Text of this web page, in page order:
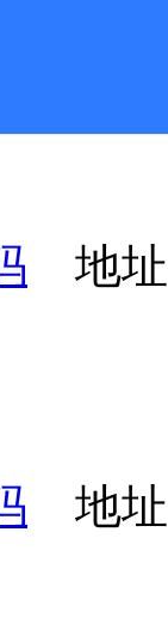
池镇
六派
地址
地址